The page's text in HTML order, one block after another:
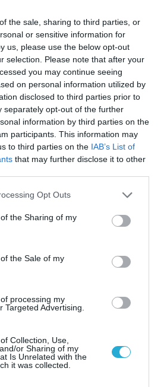
the sale, sharing to third parties, or
or sensitive information for
us, please use the below opt-out
selection. Please note that after your
you may continue seeing
on personal information utilized by
disclosed to third parties prior to
separately opt-out of the further
information by third parties on the
participants. This information may
to third parties on the IAB’s List of
that may further disclose it to other
app uses one or more Google
or usage behaviour. You may click to
to Google and its third-party tags to
specified purposes in below Google
Opt Outs
the Sharing of my
the Sale of my
processing my
Targeted Advertising.
Collection, Use,
or Sharing of my
Is Unrelated with the
it was collected.
Η ανάρτηση του Αρκά για
στις πυρκαγιές της
«αντίο» στον πρώην
(φωτο)